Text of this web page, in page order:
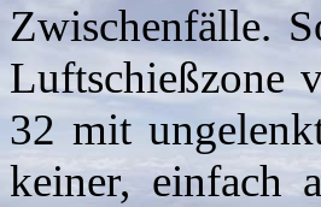
Zwischenfälle.
Luftschießzone
32 mit
keiner, einfach